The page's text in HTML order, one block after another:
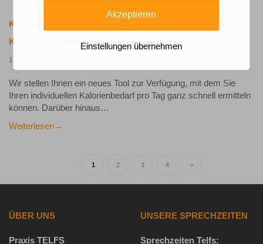
Kalorienbedarf und -verbrauch berechnen: Wie viele
Kalorien (ver-)brauche ich?
11.05.2016
Wir stellen Ihnen ein neues Tool zur Verfügung, mit dem Sie
Ihren individuellen Kalorienbedarf pro Tag ganz schnell ermitteln
können. Darüber hinaus…
Weiterlesen
1 2 3 4 >
ÜBER UNS
Praxis TELFS
UNSERE SPRECHZEITEN
Sprechzeiten Telfs:
Akzeptieren
Einstellungen übernehmen